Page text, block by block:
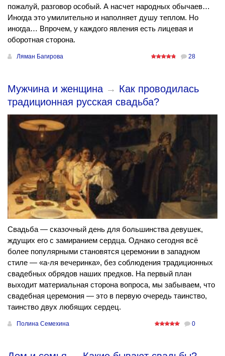
пожалуй, разговор особый. А насчет народных обычаев…
Иногда это умилительно и наполняет душу теплом. Но
иногда… Впрочем, у каждого явления есть лицевая и
оборотная сторона.
Ляман Багирова 28
Мужчина и женщина → Как проводилась
традиционная русская свадьба?
Свадьба — сказочный день для большинства девушек,
ждущих его с замиранием сердца. Однако сегодня всё
более популярными становятся церемонии в западном
стиле — «а-ля вечеринка», без соблюдения традиционных
свадебных обрядов наших предков. На первый план
выходит материальная сторона вопроса, мы забываем, что
свадебная церемония — это в первую очередь таинство,
таинство двух любящих сердец.
Полина Семехина 0